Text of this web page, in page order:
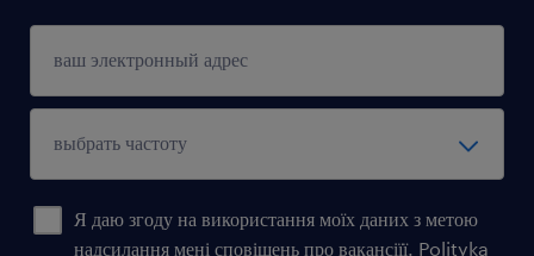
Я даю згоду на використання моїх даних з метою
надсилання мені сповіщень про вакансіїї. Polityka